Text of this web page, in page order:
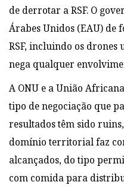
de derrotar a RSF. O
Árabes Unidos (EAU) de
RSF, incluindo os drones
nega qualquer
A ONU e a União
tipo de negociação que
resultados têm sido
domínio territorial faz
alcançados, do tipo
com comida para